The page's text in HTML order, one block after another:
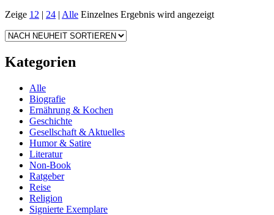
Zeige 12 | 24 | Alle Einzelnes Ergebnis wird angezeigt
Kategorien
Alle
Biografie
Ernährung & Kochen
Geschichte
Gesellschaft & Aktuelles
Humor & Satire
Literatur
Non-Book
Ratgeber
Reise
Religion
Signierte Exemplare